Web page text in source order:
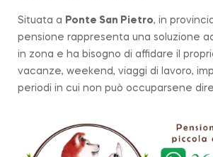
Situata a Ponte San Pietro, in
pensione rappresenta una soluzione
in zona e ha bisogno di affidare il
vacanze, weekend, viaggi di lavoro,
periodi in cui non può occuparsene